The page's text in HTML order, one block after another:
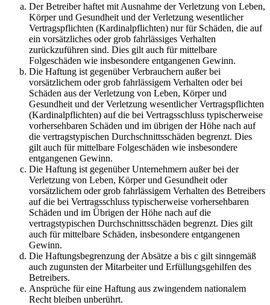
Der Betreiber haftet mit Ausnahme der Verletzung von Leben,
Körper und Gesundheit und der Verletzung wesentlicher
Vertragspflichten (Kardinalpflichten) nur für Schäden, die auf
ein vorsätzliches oder grob fahrlässiges Verhalten
zurückzuführen sind. Dies gilt auch für mittelbare
Folgeschäden wie insbesondere entgangenen Gewinn.
Die Haftung ist gegenüber Verbrauchern außer bei
vorsätzlichem oder grob fahrlässigem Verhalten oder bei
Schäden aus der Verletzung von Leben, Körper und
Gesundheit und der Verletzung wesentlicher Vertragspflichten
(Kardinalpflichten) auf die bei Vertragsschluss typischerweise
vorhersehbaren Schäden und im übrigen der Höhe nach auf
die vertragstypischen Durchschnittsschäden begrenzt. Dies
gilt auch für mittelbare Folgeschäden wie insbesondere
entgangenen Gewinn.
Die Haftung ist gegenüber Unternehmern außer bei der
Verletzung von Leben, Körper und Gesundheit oder
vorsätzlichem oder grob fahrlässigem Verhalten des Betreibers
auf die bei Vertragsschluss typischerweise vorhersehbaren
Schäden und im Übrigen der Höhe nach auf die
vertragstypischen Durchschnittsschäden begrenzt. Dies gilt
auch für mittelbare Schäden, insbesondere entgangenen
Gewinn.
Die Haftungsbegrenzung der Absätze a bis c gilt sinngemäß
auch zugunsten der Mitarbeiter und Erfüllungsgehilfen des
Betreibers.
Ansprüche für eine Haftung aus zwingendem nationalem
Recht bleiben unberührt.